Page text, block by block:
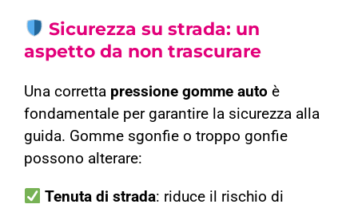
Sicurezza su strada: un
aspetto da non trascurare
Una corretta pressione gomme auto è
fondamentale per garantire la sicurezza alla
guida. Gomme sgonfie o troppo gonfie
possono alterare:
Tenuta di strada: riduce il rischio di